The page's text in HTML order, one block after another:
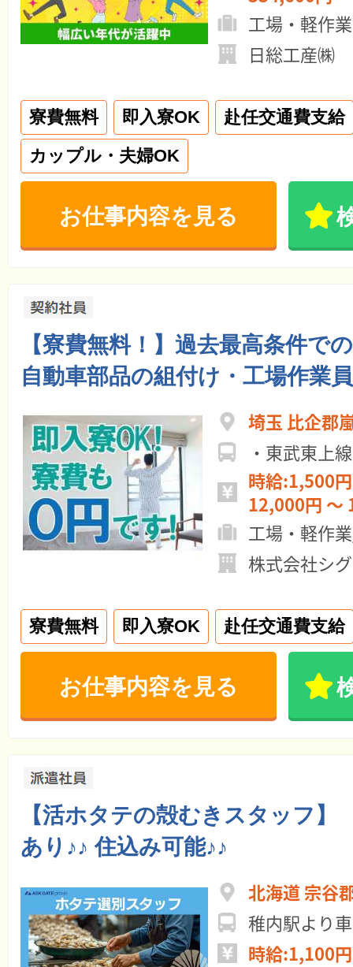
工場・軽作業
日総工産㈱
寮費無料 即入寮OK
赴任交通費支給
カップル・夫婦OK
お仕事内容を見る
【寮費無料！】過去最高条件で
自動車部品の組付け・工場作業
埼玉 比企郡
・東武東上
時給:1,500
12,000円 ～
工場・軽作
株式会社シ
寮費無料 即入寮OK 赴任交通費支給
お仕事内容を見る
【活ホタテの殻むきスタッフ
あり♪♪ 住込み可能♪♪
北海道 宗谷
稚内駅より
時給:1,100